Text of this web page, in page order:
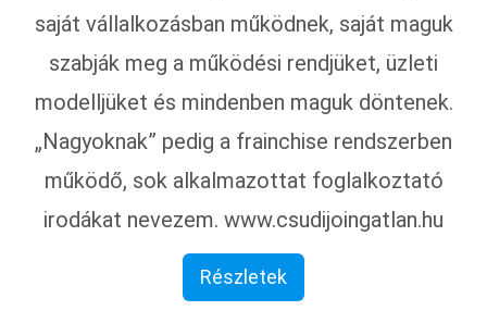
saját vállalkozásban működnek, saját maguk
szabják meg a működési rendjüket, üzleti
modelljüket és mindenben maguk döntenek.
„Nagyoknak” pedig a frainchise rendszerben
működő, sok alkalmazottat foglalkoztató
irodákat nevezem. www.csudijoingatlan.hu
Részletek